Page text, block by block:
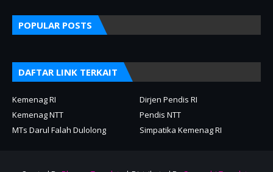
POPULAR POSTS
DAFTAR LINK TERKAIT
Kemenag RI
Dirjen Pendis RI
Kemenag NTT
Pendis NTT
MTs Darul Falah Dulolong
Simpatika Kemenag RI